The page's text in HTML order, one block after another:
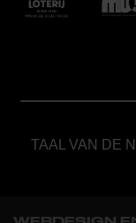
TAAL VAN DE